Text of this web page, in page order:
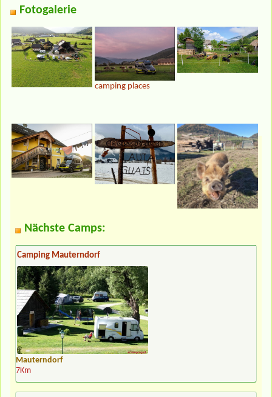
Fotogalerie
camping places
Nächste Camps:
Camping Mauterndorf
Mauterndorf
7Km